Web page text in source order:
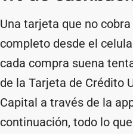
Una tarjeta que no
completo desde el
cada compra suena
de la Tarjeta de Crédito
Capital a través de la
continuación, todo lo